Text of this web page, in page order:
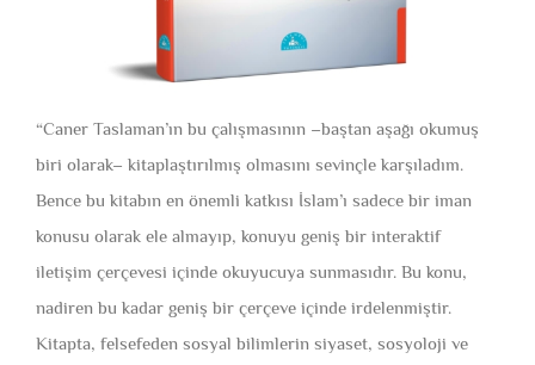
“Caner Taslaman’ın bu çalışmasının –baştan aşağı okumuş
biri olarak– kitaplaştırılmış olmasını sevinçle karşıladım.
Bence bu kitabın en önemli katkısı İslam’ı sadece bir iman
konusu olarak ele almayıp, konuyu geniş bir interaktif
iletişim çerçevesi içinde okuyucuya sunmasıdır. Bu konu,
nadiren bu kadar geniş bir çerçeve içinde irdelenmiştir.
Kitapta, felsefeden sosyal bilimlerin siyaset, sosyoloji ve